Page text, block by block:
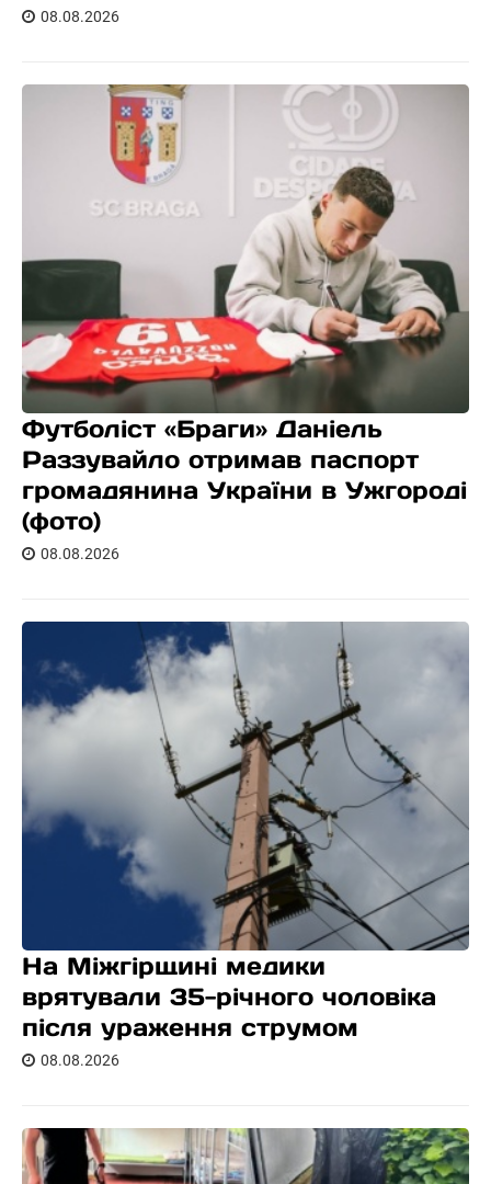
08.08.2026
Футболіст «Браги» Даніель
Раззувайло отримав паспорт
громадянина України в Ужгороді
(фото)
08.08.2026
На Міжгірщині медики
врятували 35-річного чоловіка
після ураження струмом
08.08.2026